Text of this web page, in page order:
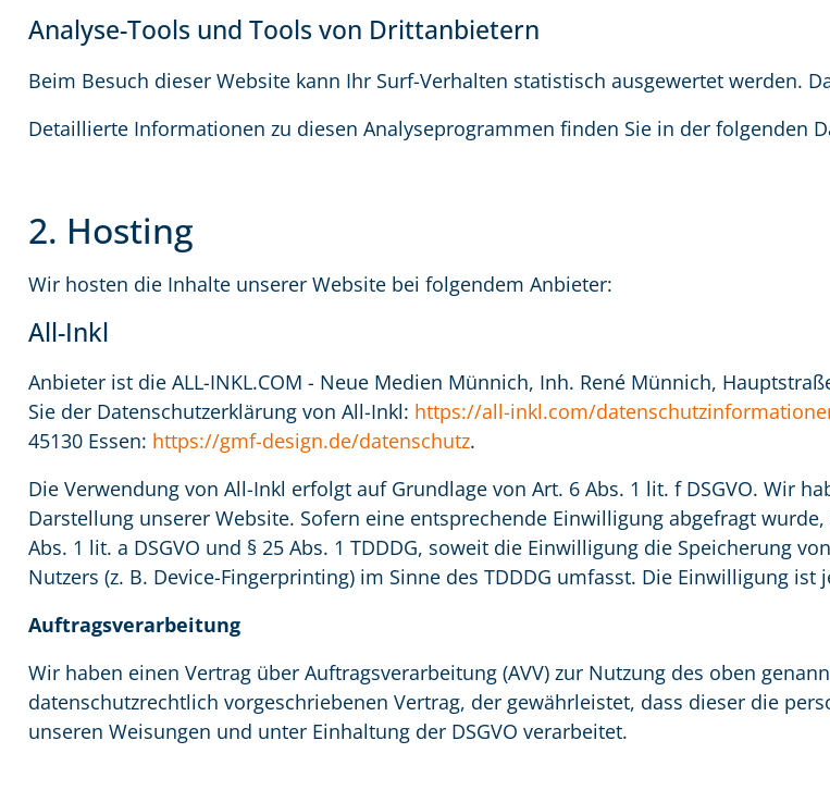
Analyse-Tools und Tools von Drittanbietern
Beim Besuch dieser Website kann Ihr Surf-Verhalten statistisch ausgewertet werden.
Detaillierte Informationen zu diesen Analyseprogrammen finden Sie in der folgenden
2. Hosting
Wir hosten die Inhalte unserer Website bei folgendem Anbieter:
All-Inkl
Anbieter ist die ALL-INKL.COM - Neue Medien Münnich, Inh. René Münnich,
Sie der Datenschutzerklärung von All-Inkl: https://all-inkl.com/
45130 Essen: https://gmf-design.de/datenschutz.
Die Verwendung von All-Inkl erfolgt auf Grundlage von Art. 6 Abs. 1 lit. f DSGVO. Wir
Darstellung unserer Website. Sofern eine entsprechende Einwilligung abgefragt
Abs. 1 lit. a DSGVO und § 25 Abs. 1 TDDDG, soweit die Einwilligung die Speicherung
Nutzers (z. B. Device-Fingerprinting) im Sinne des TDDDG umfasst. Die Einwilligung ist
Auftragsverarbeitung
Wir haben einen Vertrag über Auftragsverarbeitung (AVV) zur Nutzung des oben
datenschutzrechtlich vorgeschriebenen Vertrag, der gewährleistet, dass dieser die
unseren Weisungen und unter Einhaltung der DSGVO verarbeitet.